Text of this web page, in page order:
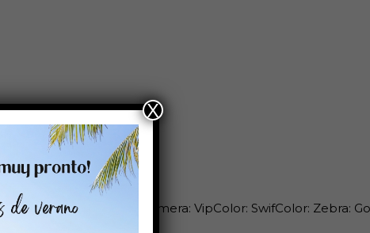
Colorwork: Sato: Primera: VipColor: SwifColor: Zebra:
X